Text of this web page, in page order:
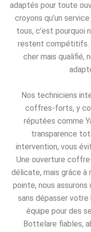
adaptés pour toute
croyons qu’un
tous, c’est pourquoi
restent compétitifs.
cher mais qualifié,
Nos techniciens
coffres-forts, y
réputées comme
transparence
intervention, vous
Une ouverture
délicate, mais grâce
pointe, nous
sans dépasser
équipe pour des
Bottelare fiables,